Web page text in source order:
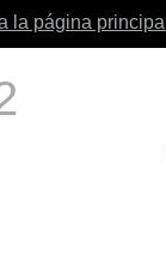
a la página principal